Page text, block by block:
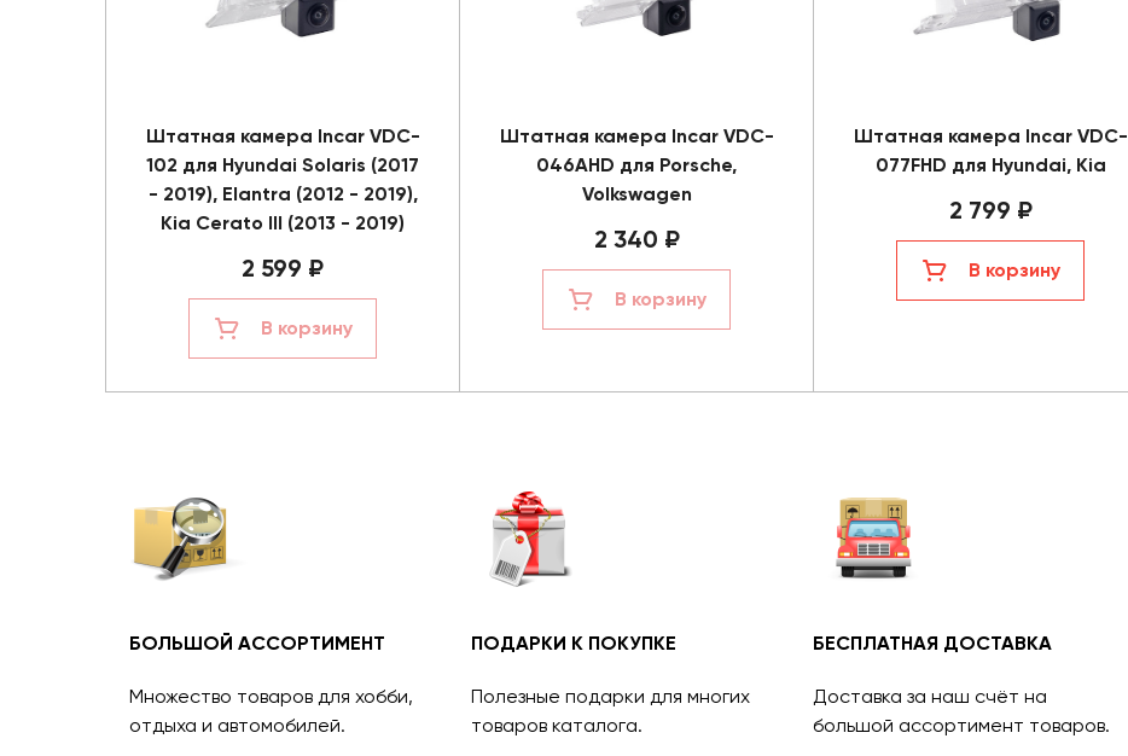
Штатная камера Incar VDC-
102 для Hyundai Solaris (2017
- 2019), Elantra (2012 - 2019),
Kia Cerato III (2013 - 2019)
2 599 ₽
В корзину
Штатная камера Incar VDC-
046AHD для Porsche,
Volkswagen
2 340 ₽
В корзину
Штатная камера Incar VDC-
077FHD для Hyundai, Kia
2 799 ₽
В корзину
БОЛЬШОЙ АССОРТИМЕНТ
Множество товаров для хобби,
отдыха и автомобилей.
ПОДАРКИ К ПОКУПКЕ
Полезные подарки для многих
товаров каталога.
БЕСПЛАТНАЯ ДОСТАВКА
Доставка за наш счёт на
большой ассортимент товаров.